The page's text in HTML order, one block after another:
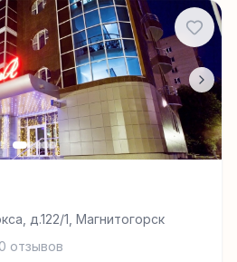
д.122/1, Магнитогорск
отзывов